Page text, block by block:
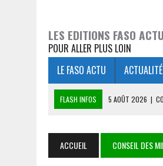
LES EDITIONS FASO ACTU
POUR ALLER PLUS LOIN
LE FASO ACTU
FLASH INFOS 4 AOÛT 2026 |
1 AOÛT 2026 | E-VERBALISATION
ACCUEIL CONSEIL DES